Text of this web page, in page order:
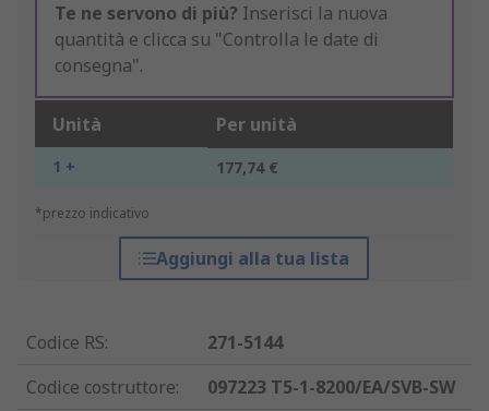
Te ne servono di più? Inserisci la nuova
quantità e clicca su "Controlla le date di
consegna".
Unità Per unità
1 + 177,74 €
*prezzo indicativo
Aggiungi alla tua lista
Codice RS:
271-5144
Codice costruttore:
097223 T5-1-8200/EA/SVB-SW